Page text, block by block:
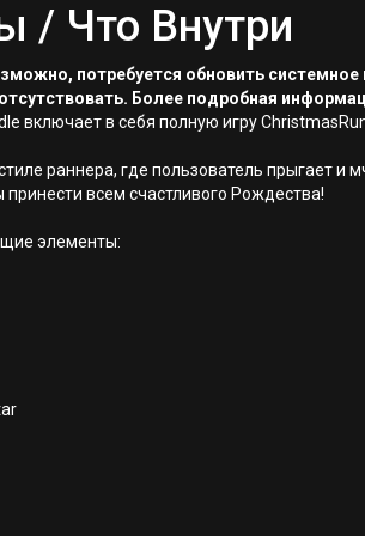
/ Что Внутри
потребуется обновить
Более подробная
включает в себя полную игру
раннера, где пользователь прыгает
всем счастливого Рождества!
элементы: